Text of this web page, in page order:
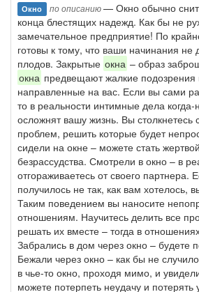
Окно по описанию— Окно обычно
конца блестящих надежд. Как бы не
замечательное предприятие! По
готовы к тому, что ваши начинания
плодов. Закрытые окна – образ
окна предвещают жалкие подозрения
направленные на вас. Если вы сами
то в реальности интимные дела когда-
осложнят вашу жизнь. Вы столкнетесь
проблем, решить которые будет
сидели на окне – можете стать
безрассудства. Смотрели в окно – в
отгораживаетесь от своего партнера.
получилось не так, как вам хотелось,
Таким поведением вы наносите
отношениям. Научитесь делить все
решать их вместе – тогда в
Забрались в дом через окно – будете
Бежали через окно – как бы не
в чье-то окно, проходя мимо, и
можете потерпеть неудачу и потерять